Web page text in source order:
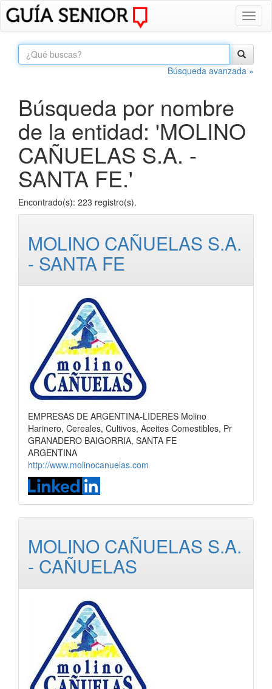
Búsqueda avanzada »
Búsqueda por nombre
de la entidad: 'MOLINO
CAÑUELAS S.A. -
SANTA FE.'
Encontrado(s): 223 registro(s).
MOLINO CAÑUELAS S.A.
- SANTA FE
EMPRESAS DE ARGENTINA-LIDERES Molino
Harinero, Cereales, Cultivos, Aceites Comestibles, Pr
GRANADERO BAIGORRIA, SANTA FE
ARGENTINA
http://www.molinocanuelas.com
MOLINO CAÑUELAS S.A.
- CAÑUELAS